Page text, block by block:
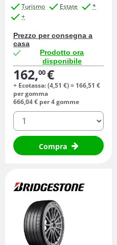
Turismo Estate
*
+
Prezzo per consegna a
casa
Prodotto ora
disponibile
162,00€
+ Ecotassa: (4,51 €) = 166,51 €
per gomma
666,04€ per 4 gomme
quantità
Compra